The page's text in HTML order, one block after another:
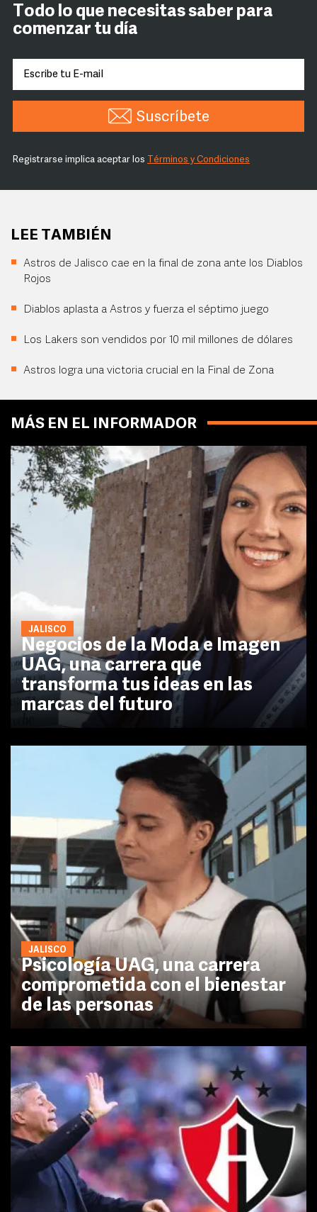
Todo lo que necesitas saber para
comenzar tu día
Suscríbete
Registrarse implica aceptar los Términos y Condiciones
LEE TAMBIÉN
Astros de Jalisco cae en la final de zona ante los Diablos
Rojos
Diablos aplasta a Astros y fuerza el séptimo juego
Los Lakers son vendidos por 10 mil millones de dólares
Astros logra una victoria crucial en la Final de Zona
MÁS EN EL INFORMADOR
JALISCO
Negocios de la Moda e Imagen
UAG, una carrera que
transforma tus ideas en las
marcas del futuro
JALISCO
Psicología UAG, una carrera
comprometida con el bienestar
de las personas